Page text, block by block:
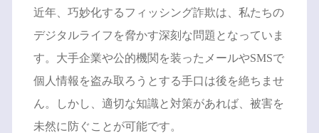
近年、巧妙化するフィッシング詐欺は、私たちの
デジタルライフを脅かす深刻な問題となっていま
す。大手企業や公的機関を装ったメールやSMSで
個人情報を盗み取ろうとする手口は後を絶ちませ
ん。しかし、適切な知識と対策があれば、被害を
未然に防ぐことが可能です。